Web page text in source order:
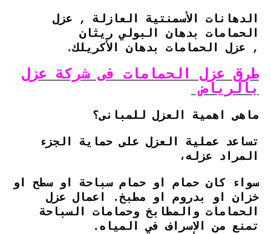
الدهانات الأسمنتية العازلة , عزل
الحمامات بدهان البولي ريثان
, عزل الحمامات بدهان الأكريلك.
طرق عزل الحمامات فى شركة عزل
بالرياض
ماهى اهمية العزل للمبانى؟
تساعد عملية العزل على حماية الجزء
المراد عزله،
سواء كان حمام او حمام سباحة او سطح او
خزان او بدروم او مطبخ. اعمال عزل
الحمامات والمطابخ وحمامات السباحة
تمنع من الإسراف في المياه.